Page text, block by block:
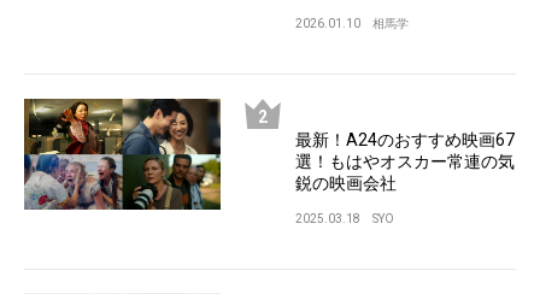
2026.01.10 相馬学
最新！A24のおすすめ映画67
選！もはやオスカー常連の気
鋭の映画会社
2025.03.18 SYO